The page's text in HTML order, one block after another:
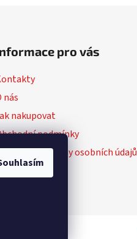
pro vás
nás
nakupovat
podmínky
ochrany osobních údajů